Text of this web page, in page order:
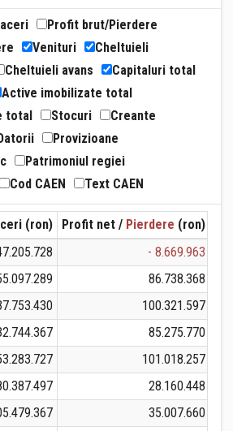
Profit brut/Pierdere
Venituri
Cheltuieli
Cheltuieli avans
Capitaluri total
Active imobilizate total
total
Stocuri
Creante
Provizioane
Patrimoniul regiei
Cod CAEN Text CAEN
(ron) Profit net / Pierdere (ron)
- 8.669.963
86.738.368
100.321.597
85.275.770
101.018.257
28.160.448
35.007.660